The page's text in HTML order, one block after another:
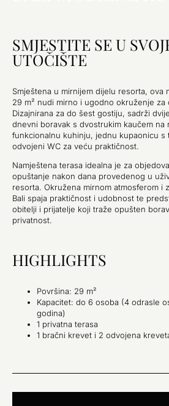
SMJESTITE SE U
UTOČIŠTE
Smještena u mirnijem dijelu resorta, ova
29 m² nudi mirno i ugodno okruženje za
Dizajnirana za do šest gostiju, sadrži
dnevni boravak s dvostrukim kaučem na
funkcionalnu kuhinju, jednu kupaonicu s
odvojeni WC za veću praktičnost.
Namještena terasa idealna je za
opuštanje nakon dana provedenog u
resorta. Okružena mirnom atmosferom i
Bali spaja praktičnost i udobnost te
obitelji i prijatelje koji traže opušten
privatnost.
HIGHLIGHTS
Površina: 29 m²
Kapacitet: do 6 osoba (4 odrasle
godina)
1 privatna terasa
1 bračni krevet i 2 odvojena